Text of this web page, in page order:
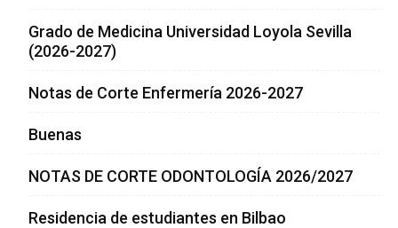
Grado de Medicina Universidad Loyola Sevilla
(2026-2027)
Notas de Corte Enfermería 2026-2027
Buenas
NOTAS DE CORTE ODONTOLOGÍA 2026/2027
Residencia de estudiantes en Bilbao